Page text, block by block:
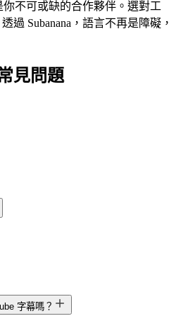
你不可或缺的合作夥伴。選對工
過 Subanana，語言不再是障礙，
見問題
字幕嗎？